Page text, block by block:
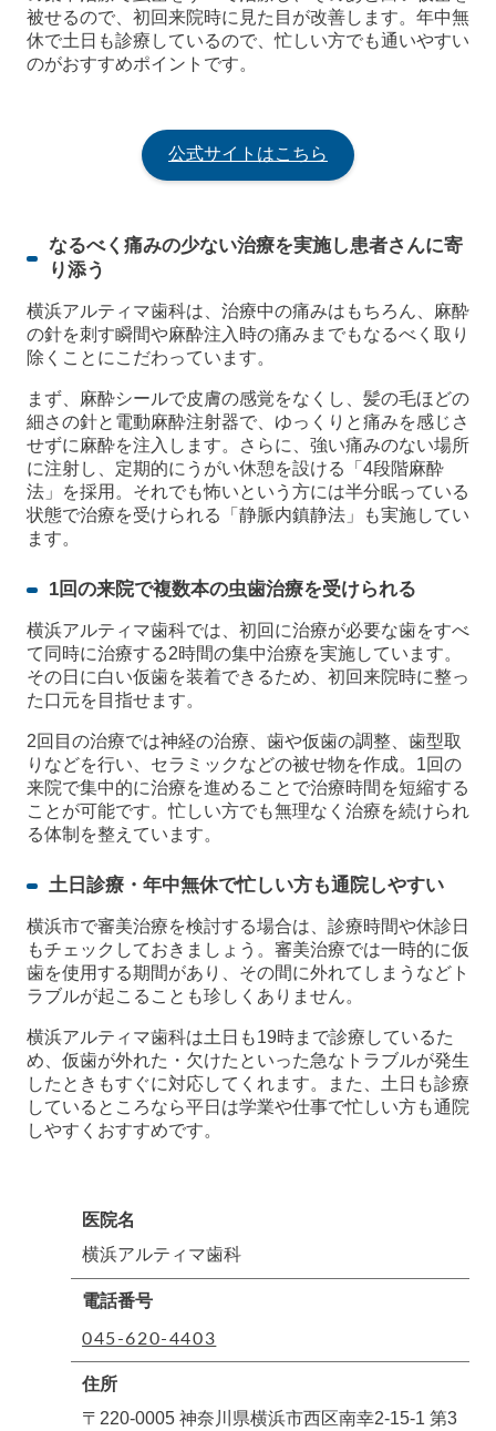
被せるので、初回来院時に見た目が改善します。年中無
休で土日も診療しているので、忙しい方でも通いやすい
のがおすすめポイントです。
公式サイトはこちら
なるべく痛みの少ない治療を実施し患者さんに寄
り添う
横浜アルティマ歯科は、治療中の痛みはもちろん、麻酔
の針を刺す瞬間や麻酔注入時の痛みまでもなるべく取り
除くことにこだわっています。
まず、麻酔シールで皮膚の感覚をなくし、髪の毛ほどの
細さの針と電動麻酔注射器で、ゆっくりと痛みを感じさ
せずに麻酔を注入します。さらに、強い痛みのない場所
に注射し、定期的にうがい休憩を設ける「4段階麻酔
法」を採用。それでも怖いという方には半分眠っている
状態で治療を受けられる「静脈内鎮静法」も実施してい
ます。
1回の来院で複数本の虫歯治療を受けられる
横浜アルティマ歯科では、初回に治療が必要な歯をすべ
て同時に治療する2時間の集中治療を実施しています。
その日に白い仮歯を装着できるため、初回来院時に整っ
た口元を目指せます。
2回目の治療では神経の治療、歯や仮歯の調整、歯型取
りなどを行い、セラミックなどの被せ物を作成。1回の
来院で集中的に治療を進めることで治療時間を短縮する
ことが可能です。忙しい方でも無理なく治療を続けられ
る体制を整えています。
土日診療・年中無休で忙しい方も通院しやすい
横浜市で審美治療を検討する場合は、診療時間や休診日
もチェックしておきましょう。審美治療では一時的に仮
歯を使用する期間があり、その間に外れてしまうなどト
ラブルが起こることも珍しくありません。
横浜アルティマ歯科は土日も19時まで診療しているた
め、仮歯が外れた・欠けたといった急なトラブルが発生
したときもすぐに対応してくれます。また、土日も診療
しているところなら平日は学業や仕事で忙しい方も通院
しやすくおすすめです。
医院名
横浜アルティマ歯科
電話番号
045-620-4403
住所
〒220-0005 神奈川県横浜市西区南幸2-15-1 第3